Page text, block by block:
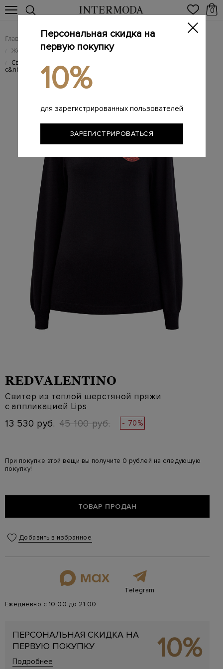
0
Главная Женщинам / Женская одежда
/ Женский трикотаж
/ Свитер из&nbsp;теплой шерстяной пряжи
с&nbsp;аппликацией Lips
REDVALENTINO
Свитер из теплой шерстяной пряжи
с аппликацией Lips
13 530 руб. 45 100 руб. - 70%
При покупке этой вещи вы получите 0 рублей на следующую
покупку!
ТОВАР ПРОДАН
Добавить в избранное
Telegram
Ежедневно с 10:00 до 21:00
ПЕРСОНАЛЬНАЯ СКИДКА НА
ПЕРВУЮ ПОКУПКУ
Подробнее 10%
Персональная скидка на
первую покупку
10%
для зарегистрированных пользователей
ЗАРЕГИСТРИРОВАТЬСЯ